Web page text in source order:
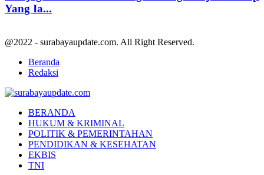
Yang Ia...
@2022 - surabayaupdate.com. All Right Reserved.
Beranda
Redaksi
BERANDA
HUKUM & KRIMINAL
POLITIK & PEMERINTAHAN
PENDIDIKAN & KESEHATAN
EKBIS
TNI